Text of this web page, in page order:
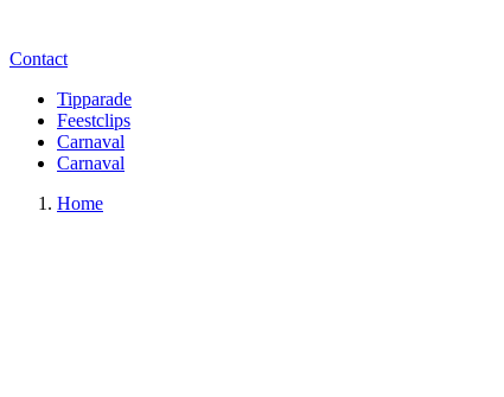
Contact
Tipparade
Feestclips
Carnaval
Carnaval
Home